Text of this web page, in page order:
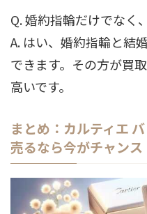
Q. 婚約指輪だけでなく
A. はい、婚約指輪と結
できます。その方が買
高いです。
まとめ：カルティエ
売るなら今がチャンス